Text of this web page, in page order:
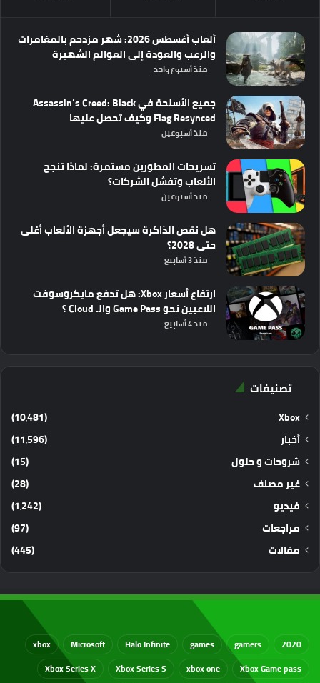
ألعاب أغسطس 2026: شهر مزدحم بالمغامرات
والرعب والعودة إلى العوالم الشهيرة
منذ أسبوع واحد
جميع الأسلحة في Assassin’s Creed: Black
Flag Resynced وكيف تحصل عليها
منذ أسبوعين
تسريحات المطورين مستمرة: لماذا تنجح
الألعاب وتفشل الشركات؟
منذ أسبوعين
هل نقص الذاكرة سيجعل أجهزة الألعاب أغلى
حتى 2028؟
منذ 3 أسابيع
ارتفاع أسعار Xbox: هل تدفع مايكروسوفت
اللاعبين نحو Game Pass والـ Cloud ؟
منذ 4 أسابيع
تصنيفات
Xbox
(10٬481)
أخبار
(11٬596)
شروحات و حلول
(15)
غير مصنف
(28)
فيديو
(1٬242)
مراجعات
(97)
مقالات
(445)
2020
gamers
games
Halo Infinite
Microsoft
xbox
Xbox Game pass
xbox one
Xbox Series S
Xbox Series X